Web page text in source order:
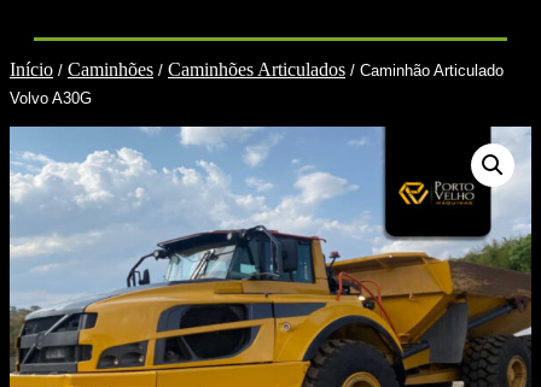
Início / Caminhões / Caminhões Articulados / Caminhão Articulado
Volvo A30G